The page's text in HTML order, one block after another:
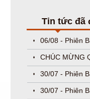
Tin tức đã
06/08 - Phiên
CHÚC MỪNG
30/07 - Phiên
30/07 - Phiên